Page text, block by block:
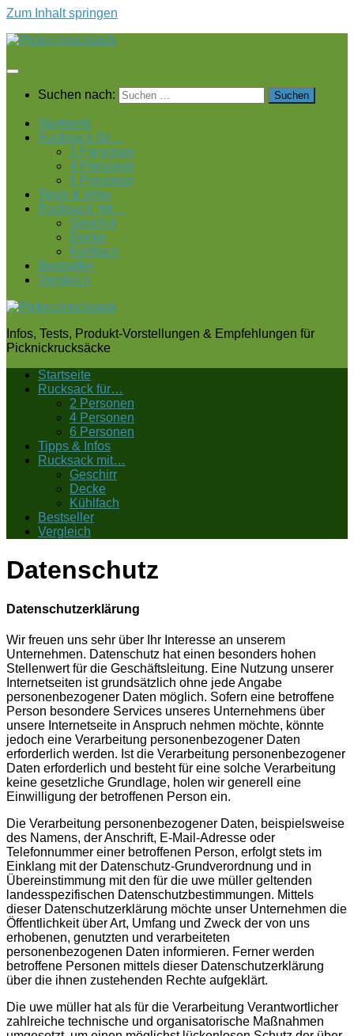
Zum Inhalt springen
Suchen nach:
Startseite
Rucksack für…
2 Personen
4 Personen
6 Personen
Tipps & Infos
Rucksack mit…
Geschirr
Decke
Kühlfach
Bestseller
Vergleich
Infos, Tests, Produkt-Vorstellungen & Empfehlungen für
Picknickrucksäcke
Startseite
Rucksack für…
2 Personen
4 Personen
6 Personen
Tipps & Infos
Rucksack mit…
Geschirr
Decke
Kühlfach
Bestseller
Vergleich
Datenschutz
Datenschutzerklärung
Wir freuen uns sehr über Ihr Interesse an unserem
Unternehmen. Datenschutz hat einen besonders hohen
Stellenwert für die Geschäftsleitung. Eine Nutzung unserer
Internetseiten ist grundsätzlich ohne jede Angabe
personenbezogener Daten möglich. Sofern eine betroffene
Person besondere Services unseres Unternehmens über
unsere Internetseite in Anspruch nehmen möchte, könnte
jedoch eine Verarbeitung personenbezogener Daten
erforderlich werden. Ist die Verarbeitung personenbezogener
Daten erforderlich und besteht für eine solche Verarbeitung
keine gesetzliche Grundlage, holen wir generell eine
Einwilligung der betroffenen Person ein.
Die Verarbeitung personenbezogener Daten, beispielsweise
des Namens, der Anschrift, E-Mail-Adresse oder
Telefonnummer einer betroffenen Person, erfolgt stets im
Einklang mit der Datenschutz-Grundverordnung und in
Übereinstimmung mit den für die uwe müller geltenden
landesspezifischen Datenschutzbestimmungen. Mittels
dieser Datenschutzerklärung möchte unser Unternehmen die
Öffentlichkeit über Art, Umfang und Zweck der von uns
erhobenen, genutzten und verarbeiteten
personenbezogenen Daten informieren. Ferner werden
betroffene Personen mittels dieser Datenschutzerklärung
über die ihnen zustehenden Rechte aufgeklärt.
Die uwe müller hat als für die Verarbeitung Verantwortlicher
zahlreiche technische und organisatorische Maßnahmen